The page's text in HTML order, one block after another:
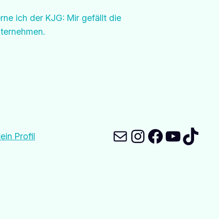
ich der KJG: Mir gefällt die
Profil E-MailInstagram